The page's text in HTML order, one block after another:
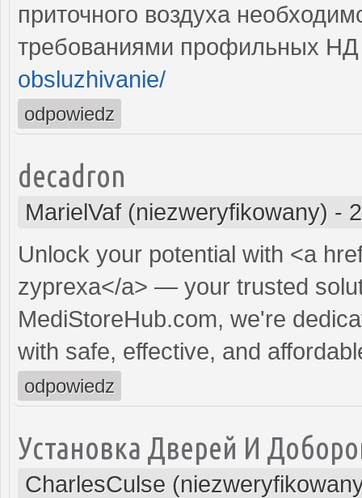
приточного воздуха
требованиями профильных
obsluzhivanie/
odpowiedz
decadron
MarielVaf (niezweryfikowany) -
Unlock your potential with <a
zyprexa</a> — your trusted
MediStoreHub.com, we're
with safe, effective, and
odpowiedz
Установка Дверей И
CharlesCulse